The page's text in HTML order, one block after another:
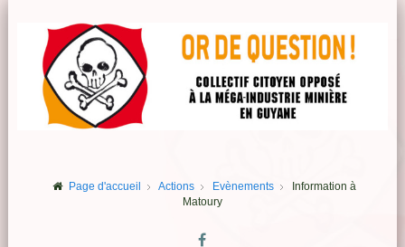
Page d'accueil Actions Evènements
Information à
Matoury